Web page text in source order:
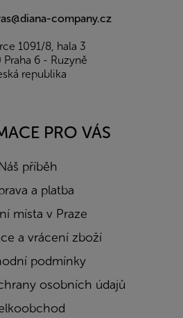
company.cz
1091/8, hala 3
Praha 6 - Ruzyně
republika
PRO VÁS
příběh
a platba
místa v Praze
a vrácení zboží
podmínky
osobních údajů